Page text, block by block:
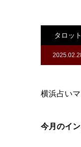
タロット
横浜占い
今月のイ